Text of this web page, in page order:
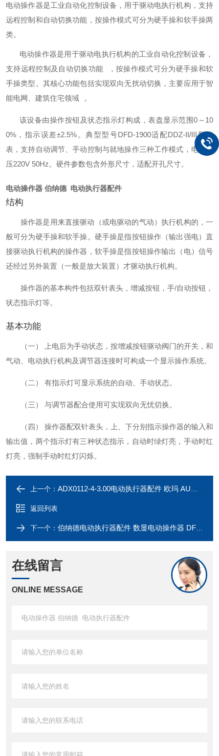
电动操作器是工业自动化控制设备，用于驱动电执行机构，支持
远程控制和自动切换功能，按操作模式可分为硬手操和软手操两
类。
电动操作器是用于驱动电执行机构的工业自动化控制设备，
支持远程控制及自动切换功能
，按操作模式可分为硬手操和软
手操类型。其核心功能包括实现双向无扰动切换，主要应用于智
能电网、建筑住宅领域
。
该设备由操作按钮及状态指示灯构成，表盘显示范围0～10
0%，指示误差±2.5% 。典型型号DFD-1900适配DDZ-II/III型仪
表，支持自动调节、手动控制与就地操作三种工作模式，电源电
压220V 50Hz。硬件参数包含外形尺寸，适配开孔尺寸。
电动操作器 伯纳德 电动执行器配件
结构
操作器是用来直接驱动（或电驱动的气动）执行机构的，一
般可分为硬手操和软手操。硬手操是指按钮操作（输出强电）直
接驱动执行机构的操作器，软手操是指按钮操作输出（电）信号
还经过另外装置（一般是放大装置）才驱动执行机构。
操作器的基本构件包括双针表头，增减按钮，手/自动按钮，
状态指示灯等。
基本功能
（一） 上电后为手动状态，按增减按钮驱动阀门的开关，和
气动、 电动执行机构及调节器连接时可构成一个显示操作系统。
（二） 有指示灯可显示系统的自动、手动状态。
（三） 与调节器配合使用可实现双向无忧切换。
（四） 操作器配双针表头，上、下分别指示操作器的输入和
输出值，两个指示灯有三种状态指示，自动时绿灯亮，手动时红
灯亮，强制手动时红灯闪烁。
上一个： ADX0112-4-3.00电动执行器配件 欧玛 AUMA 电机
返回列表
下一个： 伯纳德电动执行器配件 数显电动操作器 DFD-1800
在线留言
ONLINE MESSAGE